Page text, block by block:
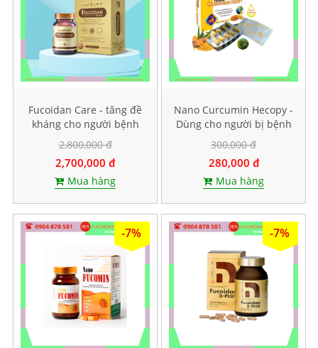
Fucoidan Care - tăng đề
kháng cho người bệnh
ung thư, Hộp 60 viên
nang cứng
2,800,000 đ
2,700,000 đ
Mua hàng
Nano Curcumin Hecopy -
Dùng cho người bị bệnh
dạ dày. Hộp 60 viên
300,000 đ
280,000 đ
Mua hàng
-7% -7%